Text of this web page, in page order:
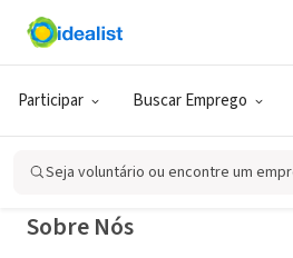
Participar Buscar Emprego
Seja voluntário ou encontre um
ONG (SETOR SOCIAL)
Hilfswerk Austria
Sobre Nós